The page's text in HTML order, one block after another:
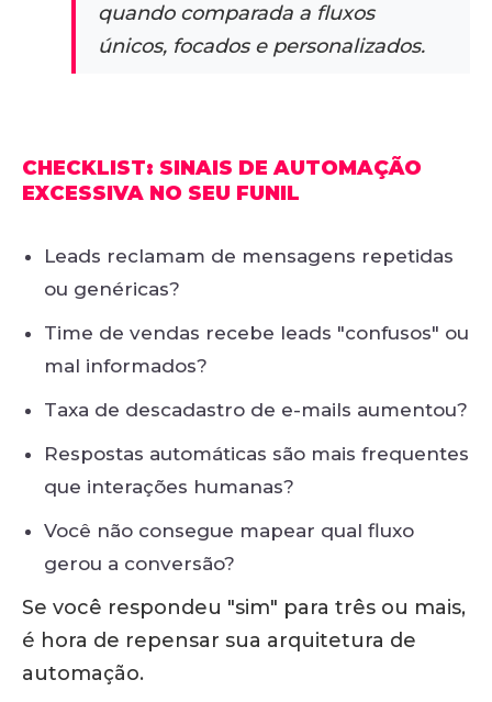
quando comparada a fluxos
únicos, focados e personalizados.
CHECKLIST: SINAIS DE AUTOMAÇÃO
EXCESSIVA NO SEU FUNIL
Leads reclamam de mensagens repetidas
ou genéricas?
Time de vendas recebe leads "confusos" ou
mal informados?
Taxa de descadastro de e-mails aumentou?
Respostas automáticas são mais frequentes
que interações humanas?
Você não consegue mapear qual fluxo
gerou a conversão?
Se você respondeu "sim" para três ou mais,
é hora de repensar sua arquitetura de
automação.